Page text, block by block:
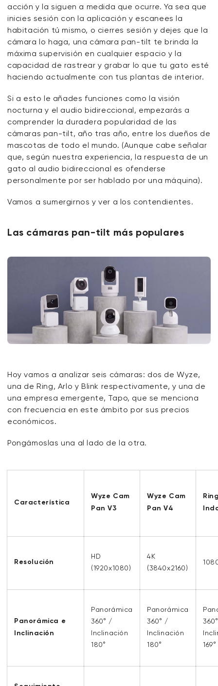
acción y la siguen a medida que ocurre. Ya sea que
inicies sesión con la aplicación y escanees la
habitación tú mismo, o cierres sesión y dejes que la
cámara lo haga, una cámara pan-tilt te brinda la
máxima supervisión en cualquier espacio y la
capacidad de rastrear y grabar lo que tu gato esté
haciendo actualmente con tus plantas de interior.
Si a esto le añades funciones como la visión
nocturna y el audio bidireccional, empezarás a
comprender la duradera popularidad de las
cámaras pan-tilt, año tras año, entre los dueños de
mascotas de todo el mundo. (Aunque cabe señalar
que, según nuestra experiencia, la respuesta de un
gato al audio bidireccional es ofenderse
personalmente por ser hablado por una máquina).
Vamos a sumergirnos y ver a los contendientes.
Las cámaras pan-tilt más populares
Hoy vamos a analizar seis cámaras: dos de Wyze,
una de Ring, Arlo y Blink respectivamente, y una de
una empresa emergente, Tapo, que se menciona
con frecuencia en este ámbito por sus precios
económicos.
Pongámoslas una al lado de la otra.
Característica
Wyze Cam
Pan V3
Wyze Cam
Pan V4
Resolución
HD
(1920x1080)
4K
(3840x2160)
Panorámica e
Inclinación
Panorámica
360° /
Inclinación
180°
Panorámica
360° /
Inclinación
180°
169°